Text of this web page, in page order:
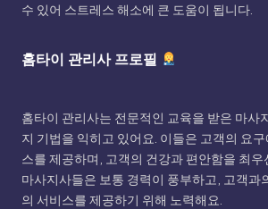
수 있어 스트레스 해소에 큰 도움이 됩니다.
홈타이 관리사 프로필
홈타이 관리사는 전문적인 교육을 받은 마사
지 기법을 익히고 있어요. 이들은 고객의 요
스를 제공하며, 고객의 건강과 편안함을 최
마사지사들은 보통 경력이 풍부하고, 고객과
의 서비스를 제공하기 위해 노력해요.